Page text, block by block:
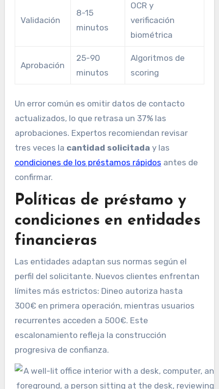
Validación
8-15
minutos
OCR y
verificación
biométrica
Aprobación
25-90
minutos
Algoritmos de
scoring
Un error común es omitir datos de contacto
actualizados, lo que retrasa un 37% las
aprobaciones. Expertos recomiendan revisar
tres veces la cantidad solicitada y las
condiciones de los préstamos rápidos antes de
confirmar.
Políticas de préstamo y
condiciones en entidades
financieras
Las entidades adaptan sus normas según el
perfil del solicitante. Nuevos clientes enfrentan
límites más estrictos: Dineo autoriza hasta
300€ en primera operación, mientras usuarios
recurrentes acceden a 500€. Este
escalonamiento refleja la construcción
progresiva de confianza.